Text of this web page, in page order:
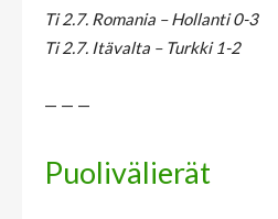
Ti 2.7. Romania – Hollanti 0-3
Ti 2.7. Itävalta – Turkki 1-2
— — —
Puolivälierät